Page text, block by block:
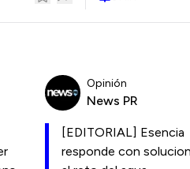
Opinión
News PR
[EDITORIAL] Esencia
responde con